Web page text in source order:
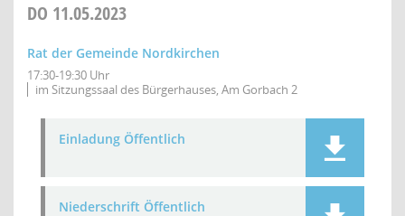
DO 11.05.2023
Rat der Gemeinde Nordkirchen
17:30-19:30 Uhr
im Sitzungssaal des Bürgerhauses, Am Gorbach 2
Einladung Öffentlich
Niederschrift Öffentlich